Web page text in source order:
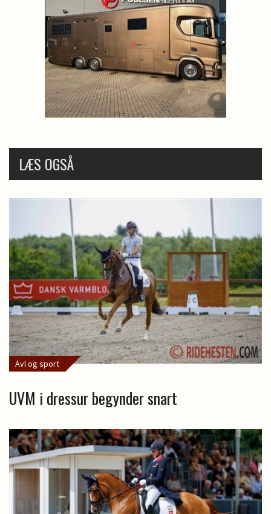
LÆS OGSÅ
Avl og sport
UVM i dressur begynder snart